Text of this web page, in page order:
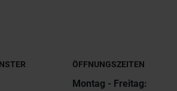
ÖFFNUNGSZEITEN
Montag - Freitag: